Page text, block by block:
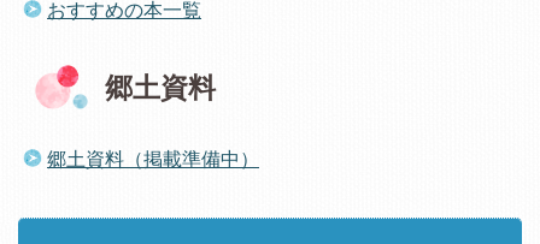
おすすめの本一覧
郷土資料
郷土資料（掲載準備中）